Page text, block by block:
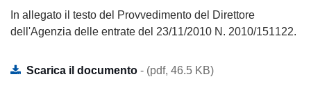
In allegato il testo del Provvedimento del Direttore
dell'Agenzia delle entrate del 23/11/2010 N. 2010/151122.
Scarica il documento - (pdf, 46.5 KB)